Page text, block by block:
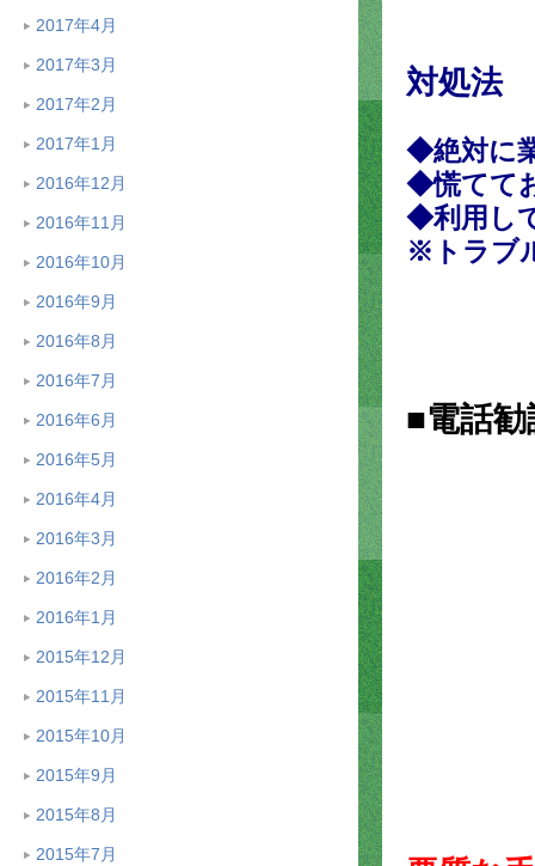
2017年4月
2017年3月
2017年2月
2017年1月
2016年12月
2016年11月
2016年10月
2016年9月
2016年8月
2016年7月
2016年6月
2016年5月
2016年4月
2016年3月
2016年2月
2016年1月
2015年12月
2015年11月
2015年10月
2015年9月
2015年8月
2015年7月
対処法
◆絶対に
◆慌てて
◆利用し
※トラブ
■電話